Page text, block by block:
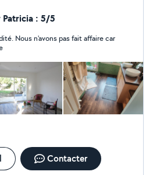
de A à Z et je sais être
un résultat satisfaisant. De
je peux vous apporter
travaux d'aménagement, de
extérieur, etc. Mon objectif
chantier avec un sourire
Patricia : 5/5
Nous n'avons pas fait affaire car
Contacter